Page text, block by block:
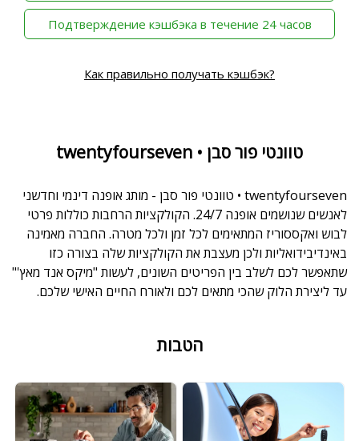
‫Подтверждение кэшбэка в течение 24 часов
Как правильно получать кэшбэк?
twentyfourseven • טוונטי פור סבן
twentyfourseven • טוונטי פור סבן - מותג אופנה דינמי וחדשני
לאנשים שנושמים אופנה 24/7. הקולקציות הרחבות כוללות פרטי
לבוש ואקססוריז המתאימים לכל זמן ולכל מטרה. החברה מאמינה
באינדיבידואליות ולכן מעצבת את הקולקציות שלה בצורה כזו
שתאפשר לכם לשלב בין הפריטים השונים, לעשות "מיקס אנד מאץ'"
עד ליצירת הלוק שהכי מתאים לכם ולאורח החיים האישי שלכם.
הטבות